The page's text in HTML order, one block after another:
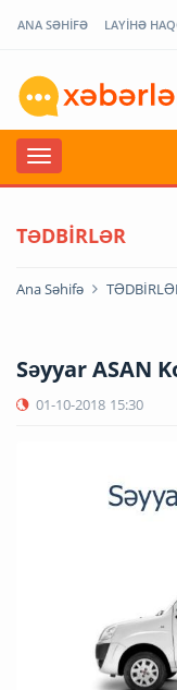
ANA SƏHİFƏ LAYİHƏ
TƏDBİRLƏR
Ana Səhifə
Səyyar ASAN
01-10-2018 15:30